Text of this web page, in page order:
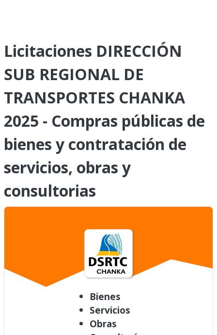
Licitaciones DIRECCIÓN
SUB REGIONAL DE
TRANSPORTES CHANKA
2025 - Compras públicas de
bienes y contratación de
servicios, obras y
consultorias
Bienes
Servicios
Obras